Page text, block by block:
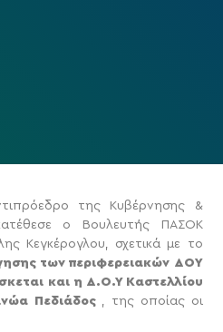
της Κυβέρνησης &
ο Βουλευτής ΠΑΣΟΚ
Κεγκέρογλου, σχετικά με το
των περιφερειακών ΔΟΥ
και η Δ.Ο.Υ Καστελλίου
Πεδιάδος, της οποίας οι